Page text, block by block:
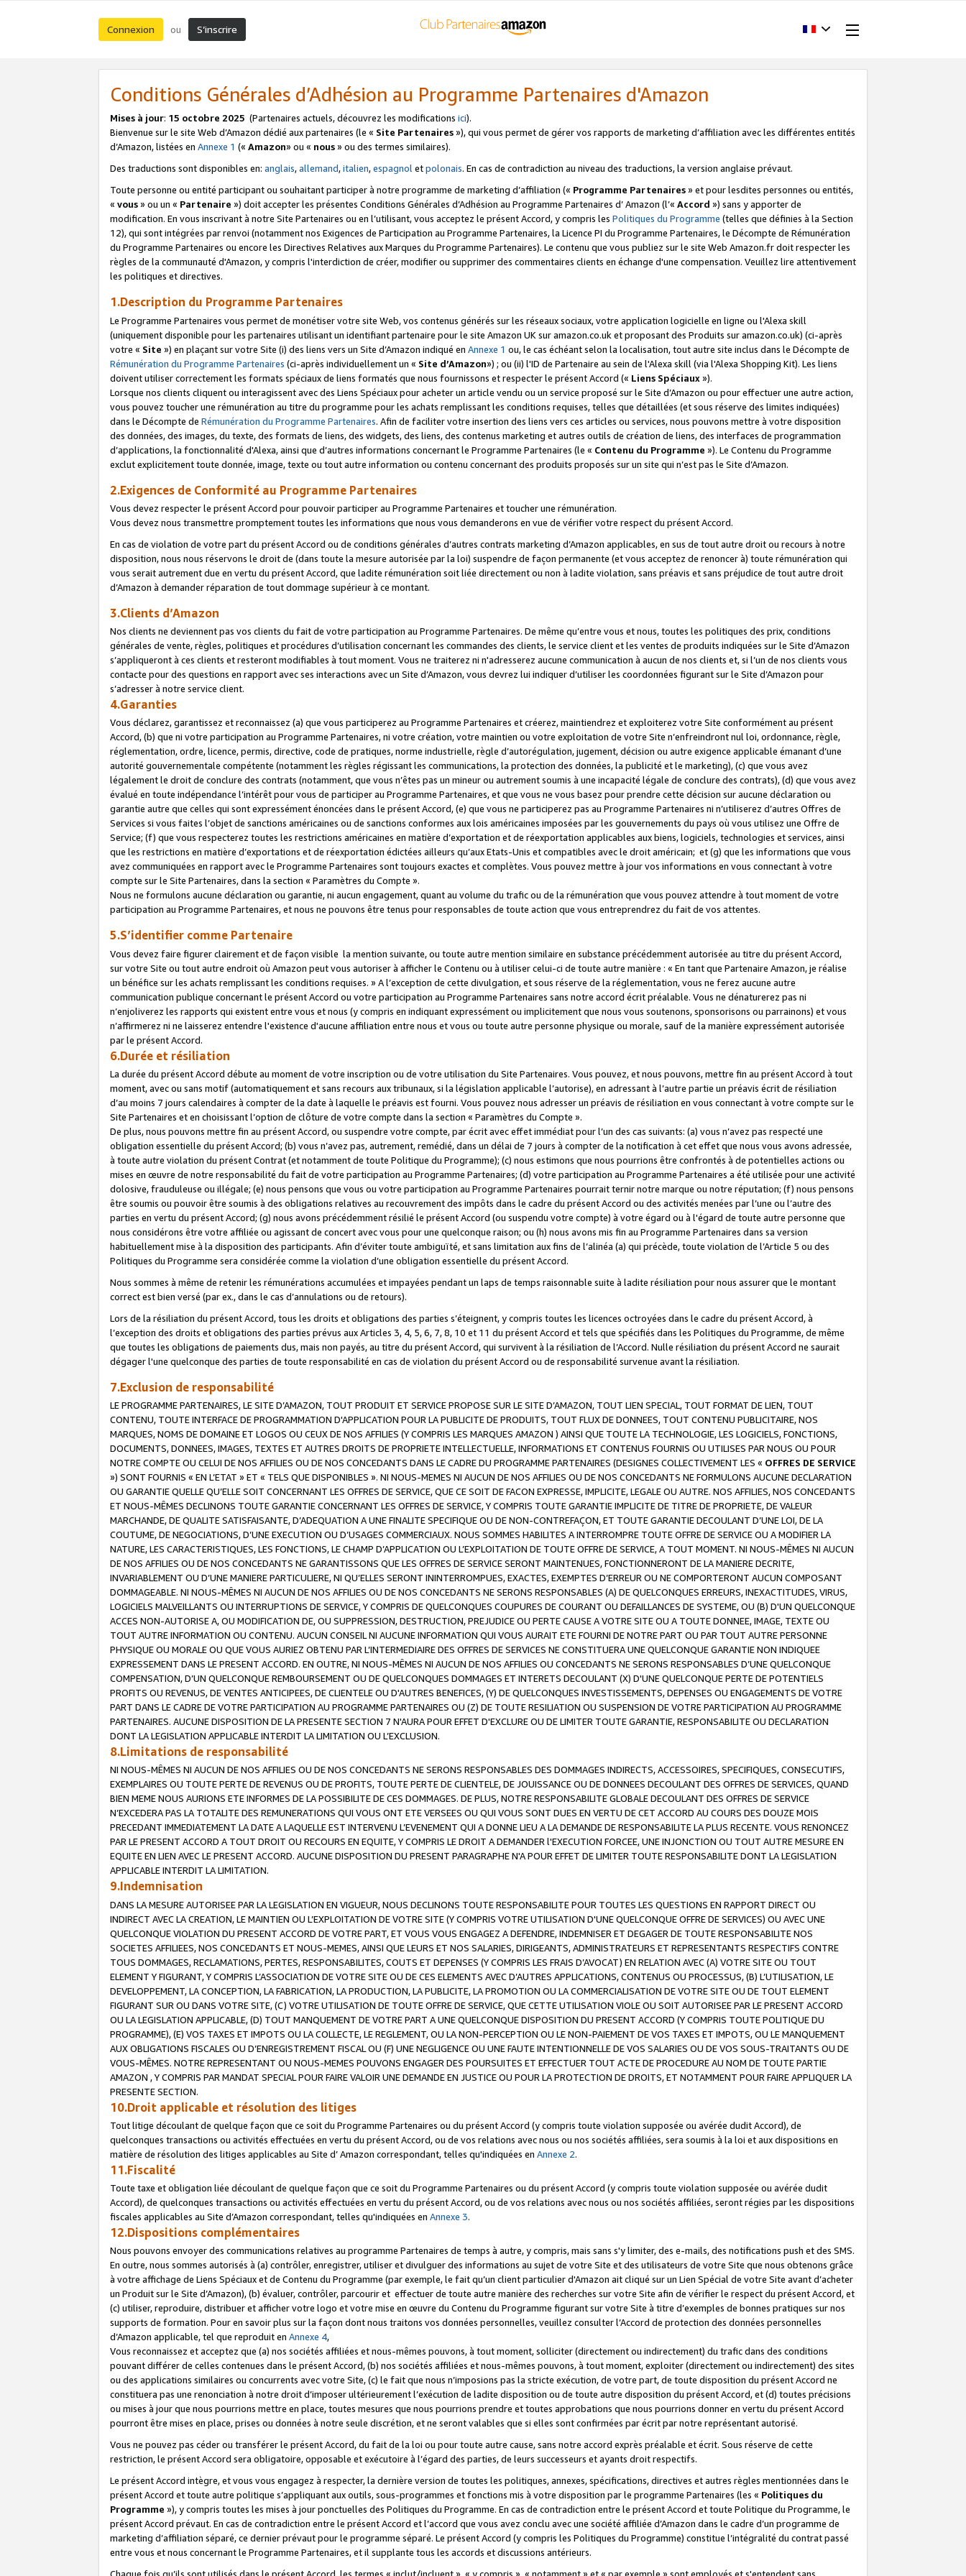
Connexion ou S’inscrire
Conditions Générales d’Adhésion au Programme Partenaires d'Amazon
Mises à jour: 15 octobre 2025 (Partenaires actuels, découvrez les modifications ici).
Bienvenue sur le site Web d’Amazon dédié aux partenaires (le « Site Partenaires»), qui vous permet de gérer vos rapports de marketing d’affiliation avec les différentes entités
d’Amazon, listées en Annexe 1 (« Amazon» ou « nous» ou des termes similaires).
Des traductions sont disponibles en: anglais,allemand,italien,espagnoletpolonais. En cas de contradiction au niveau des traductions, la version anglaise prévaut.
Toute personne ou entité participant ou souhaitant participer à notre programme de marketing d’affiliation (« Programme Partenaires» et pour lesdites personnes ou entités,
« vous» ou un « Partenaire ») doit accepter les présentes Conditions Générales d’Adhésion au Programme Partenaires d’ Amazon (l’« Accord ») sans y apporter de
modification. En vous inscrivant à notre Site Partenaires ou en l’utilisant, vous acceptez le présent Accord, y compris les Politiques du Programme (telles que définies à la Section
12), qui sont intégrées par renvoi (notamment nos Exigences de Participation au Programme Partenaires, la Licence PI du Programme Partenaires, le Décompte de Rémunération
du Programme Partenaires ou encore les Directives Relatives aux Marques du Programme Partenaires). Le contenu que vous publiez sur le site Web Amazon.fr doit respecter les
règles de la communauté d'Amazon, y compris l'interdiction de créer, modifier ou supprimer des commentaires clients en échange d'une compensation. Veuillez lire attentivement
les politiques et directives.
1.Description du Programme Partenaires
Le Programme Partenaires vous permet de monétiser votre site Web, vos contenus générés sur les réseaux sociaux, votre application logicielle en ligne ou l'Alexa skill
(uniquement disponible pour les partenaires utilisant un identifiant partenaire pour le site Amazon UK sur amazon.co.uk et proposant des Produits sur amazon.co.uk) (ci-après
votre « Site ») en plaçant sur votre Site (i) des liens vers un Site d’Amazon indiqué en Annexe 1 ou, le cas échéant selon la localisation, tout autre site inclus dans le Décompte de
Rémunération du Programme Partenaires (ci-après individuellement un « Site d’Amazon») ; ou (ii) l'ID de Partenaire au sein de l'Alexa skill (via l'Alexa Shopping Kit). Les liens
doivent utiliser correctement les formats spéciaux de liens formatés que nous fournissons et respecter le présent Accord (« Liens Spéciaux»).
Lorsque nos clients cliquent ou interagissent avec des Liens Spéciaux pour acheter un article vendu ou un service proposé sur le Site d’Amazon ou pour effectuer une autre action,
vous pouvez toucher une rémunération au titre du programme pour les achats remplissant les conditions requises, telles que détaillées (et sous réserve des limites indiquées)
dans le Décompte de Rémunération du Programme Partenaires. Afin de faciliter votre insertion des liens vers ces articles ou services, nous pouvons mettre à votre disposition
des données, des images, du texte, des formats de liens, des widgets, des liens, des contenus marketing et autres outils de création de liens, des interfaces de programmation
d’applications, la fonctionnalité d'Alexa, ainsi que d’autres informations concernant le Programme Partenaires (le « Contenu du Programme »). Le Contenu du Programme
exclut explicitement toute donnée, image, texte ou tout autre information ou contenu concernant des produits proposés sur un site qui n’est pas le Site d’Amazon.
2.Exigences de Conformité au Programme Partenaires
Vous devez respecter le présent Accord pour pouvoir participer au Programme Partenaires et toucher une rémunération.
Vous devez nous transmettre promptement toutes les informations que nous vous demanderons en vue de vérifier votre respect du présent Accord.
En cas de violation de votre part du présent Accord ou de conditions générales d’autres contrats marketing d’Amazon applicables, en sus de tout autre droit ou recours à notre
disposition, nous nous réservons le droit de (dans toute la mesure autorisée par la loi) suspendre de façon permanente (et vous acceptez de renoncer à) toute rémunération qui
vous serait autrement due en vertu du présent Accord, que ladite rémunération soit liée directement ou non à ladite violation, sans préavis et sans préjudice de tout autre droit
d’Amazon à demander réparation de tout dommage supérieur à ce montant.
3.Clients d’Amazon
Nos clients ne deviennent pas vos clients du fait de votre participation au Programme Partenaires. De même qu’entre vous et nous, toutes les politiques des prix, conditions
générales de vente, règles, politiques et procédures d’utilisation concernant les commandes des clients, le service client et les ventes de produits indiquées sur le Site d’Amazon
s’appliqueront à ces clients et resteront modifiables à tout moment. Vous ne traiterez ni n'adresserez aucune communication à aucun de nos clients et, si l’un de nos clients vous
contacte pour des questions en rapport avec ses interactions avec un Site d’Amazon, vous devrez lui indiquer d’utiliser les coordonnées figurant sur le Site d’Amazon pour
s’adresser à notre service client.
4.Garanties
Vous déclarez, garantissez et reconnaissez (a) que vous participerez au Programme Partenaires et créerez, maintiendrez et exploiterez votre Site conformément au présent
Accord, (b) que ni votre participation au Programme Partenaires, ni votre création, votre maintien ou votre exploitation de votre Site n’enfreindront nul loi, ordonnance, règle,
réglementation, ordre, licence, permis, directive, code de pratiques, norme industrielle, règle d’autorégulation, jugement, décision ou autre exigence applicable émanant d’une
autorité gouvernementale compétente (notamment les règles régissant les communications, la protection des données, la publicité et le marketing), (c) que vous avez
légalement le droit de conclure des contrats (notamment, que vous n’êtes pas un mineur ou autrement soumis à une incapacité légale de conclure des contrats), (d) que vous avez
évalué en toute indépendance l’intérêt pour vous de participer au Programme Partenaires, et que vous ne vous basez pour prendre cette décision sur aucune déclaration ou
garantie autre que celles qui sont expressément énoncées dans le présent Accord, (e) que vous ne participerez pas au Programme Partenaires ni n’utiliserez d’autres Offres de
Services si vous faites l’objet de sanctions américaines ou de sanctions conformes aux lois américaines imposées par les gouvernements du pays où vous utilisez une Offre de
Service; (f) que vous respecterez toutes les restrictions américaines en matière d’exportation et de réexportation applicables aux biens, logiciels, technologies et services, ainsi
que les restrictions en matière d’exportations et de réexportation édictées ailleurs qu’aux Etats-Unis et compatibles avec le droit américain; et (g) que les informations que vous
avez communiquées en rapport avec le Programme Partenaires sont toujours exactes et complètes. Vous pouvez mettre à jour vos informations en vous connectant à votre
compte sur le Site Partenaires, dans la section « Paramètres du Compte ».
Nous ne formulons aucune déclaration ou garantie, ni aucun engagement, quant au volume du trafic ou de la rémunération que vous pouvez attendre à tout moment de votre
participation au Programme Partenaires, et nous ne pouvons être tenus pour responsables de toute action que vous entreprendrez du fait de vos attentes.
5.S’identifier comme Partenaire
Vous devez faire figurer clairement et de façon visible la mention suivante, ou toute autre mention similaire en substance précédemment autorisée au titre du présent Accord,
sur votre Site ou tout autre endroit où Amazon peut vous autoriser à afficher le Contenu ou à utiliser celui-ci de toute autre manière : « En tant que Partenaire Amazon, je réalise
un bénéfice sur les achats remplissant les conditions requises. » A l’exception de cette divulgation, et sous réserve de la réglementation, vous ne ferez aucune autre
communication publique concernant le présent Accord ou votre participation au Programme Partenaires sans notre accord écrit préalable. Vous ne dénaturerez pas ni
n’enjoliverez les rapports qui existent entre vous et nous (y compris en indiquant expressément ou implicitement que nous vous soutenons, sponsorisons ou parrainons) et vous
n’affirmerez ni ne laisserez entendre l'existence d'aucune affiliation entre nous et vous ou toute autre personne physique ou morale, sauf de la manière expressément autorisée
par le présent Accord.
6.Durée et résiliation
La durée du présent Accord débute au moment de votre inscription ou de votre utilisation du Site Partenaires. Vous pouvez, et nous pouvons, mettre fin au présent Accord à tout
moment, avec ou sans motif (automatiquement et sans recours aux tribunaux, si la législation applicable l’autorise), en adressant à l’autre partie un préavis écrit de résiliation
d’au moins 7 jours calendaires à compter de la date à laquelle le préavis est fourni. Vous pouvez nous adresser un préavis de résiliation en vous connectant à votre compte sur le
Site Partenaires et en choisissant l’option de clôture de votre compte dans la section « Paramètres du Compte ».
De plus, nous pouvons mettre fin au présent Accord, ou suspendre votre compte, par écrit avec effet immédiat pour l’un des cas suivants: (a) vous n’avez pas respecté une
obligation essentielle du présent Accord; (b) vous n’avez pas, autrement, remédié, dans un délai de 7 jours à compter de la notification à cet effet que nous vous avons adressée,
à toute autre violation du présent Contrat (et notamment de toute Politique du Programme); (c) nous estimons que nous pourrions être confrontés à de potentielles actions ou
mises en œuvre de notre responsabilité du fait de votre participation au Programme Partenaires; (d) votre participation au Programme Partenaires a été utilisée pour une activité
dolosive, frauduleuse ou illégale; (e) nous pensons que vous ou votre participation au Programme Partenaires pourrait ternir notre marque ou notre réputation; (f) nous pensons
être soumis ou pouvoir être soumis à des obligations relatives au recouvrement des impôts dans le cadre du présent Accord ou des activités menées par l’une ou l’autre des
parties en vertu du présent Accord; (g) nous avons précédemment résilié le présent Accord (ou suspendu votre compte) à votre égard ou à l'égard de toute autre personne que
nous considérons être votre affiliée ou agissant de concert avec vous pour une quelconque raison; ou (h) nous avons mis fin au Programme Partenaires dans sa version
habituellement mise à la disposition des participants. Afin d’éviter toute ambiguïté, et sans limitation aux fins de l’alinéa (a) qui précède, toute violation de l’Article 5 ou des
Politiques du Programme sera considérée comme la violation d’une obligation essentielle du présent Accord.
Nous sommes à même de retenir les rémunérations accumulées et impayées pendant un laps de temps raisonnable suite à ladite résiliation pour nous assurer que le montant
correct est bien versé (par ex., dans le cas d’annulations ou de retours).
Lors de la résiliation du présent Accord, tous les droits et obligations des parties s’éteignent, y compris toutes les licences octroyées dans le cadre du présent Accord, à
l’exception des droits et obligations des parties prévus aux Articles 3, 4, 5, 6, 7, 8, 10 et 11 du présent Accord et tels que spécifiés dans les Politiques du Programme, de même
que toutes les obligations de paiements dus, mais non payés, au titre du présent Accord, qui survivent à la résiliation de l’Accord. Nulle résiliation du présent Accord ne saurait
dégager l'une quelconque des parties de toute responsabilité en cas de violation du présent Accord ou de responsabilité survenue avant la résiliation.
7.Exclusion de responsabilité
LE PROGRAMME PARTENAIRES, LE SITE D’AMAZON, TOUT PRODUIT ET SERVICE PROPOSE SUR LE SITE D’AMAZON, TOUT LIEN SPECIAL, TOUT FORMAT DE LIEN, TOUT
CONTENU, TOUTE INTERFACE DE PROGRAMMATION D'APPLICATION POUR LA PUBLICITE DE PRODUITS, TOUT FLUX DE DONNEES, TOUT CONTENU PUBLICITAIRE, NOS
MARQUES, NOMS DE DOMAINE ET LOGOS OU CEUX DE NOS AFFILIES (Y COMPRIS LES MARQUES AMAZON ) AINSI QUE TOUTE LA TECHNOLOGIE, LES LOGICIELS, FONCTIONS,
DOCUMENTS, DONNEES, IMAGES, TEXTES ET AUTRES DROITS DE PROPRIETE INTELLECTUELLE, INFORMATIONS ET CONTENUS FOURNIS OU UTILISES PAR NOUS OU POUR
NOTRE COMPTE OU CELUI DE NOS AFFILIES OU DE NOS CONCEDANTS DANS LE CADRE DU PROGRAMME PARTENAIRES (DESIGNES COLLECTIVEMENT LES « OFFRES DE SERVICE
») SONT FOURNIS « EN L’ETAT » ET « TELS QUE DISPONIBLES ». NI NOUS-MEMES NI AUCUN DE NOS AFFILIES OU DE NOS CONCEDANTS NE FORMULONS AUCUNE DECLARATION
OU GARANTIE QUELLE QU’ELLE SOIT CONCERNANT LES OFFRES DE SERVICE, QUE CE SOIT DE FACON EXPRESSE, IMPLICITE, LEGALE OU AUTRE. NOS AFFILIES, NOS CONCEDANTS
ET NOUS-MÊMES DECLINONS TOUTE GARANTIE CONCERNANT LES OFFRES DE SERVICE, Y COMPRIS TOUTE GARANTIE IMPLICITE DE TITRE DE PROPRIETE, DE VALEUR
MARCHANDE, DE QUALITE SATISFAISANTE, D’ADEQUATION A UNE FINALITE SPECIFIQUE OU DE NON-CONTREFAÇON, ET TOUTE GARANTIE DECOULANT D’UNE LOI, DE LA
COUTUME, DE NEGOCIATIONS, D’UNE EXECUTION OU D’USAGES COMMERCIAUX. NOUS SOMMES HABILITES A INTERROMPRE TOUTE OFFRE DE SERVICE OU A MODIFIER LA
NATURE, LES CARACTERISTIQUES, LES FONCTIONS, LE CHAMP D’APPLICATION OU L’EXPLOITATION DE TOUTE OFFRE DE SERVICE, A TOUT MOMENT. NI NOUS-MÊMES NI AUCUN
DE NOS AFFILIES OU DE NOS CONCEDANTS NE GARANTISSONS QUE LES OFFRES DE SERVICE SERONT MAINTENUES, FONCTIONNERONT DE LA MANIERE DECRITE,
INVARIABLEMENT OU D’UNE MANIERE PARTICULIERE, NI QU’ELLES SERONT ININTERROMPUES, EXACTES, EXEMPTES D’ERREUR OU NE COMPORTERONT AUCUN COMPOSANT
DOMMAGEABLE. NI NOUS-MÊMES NI AUCUN DE NOS AFFILIES OU DE NOS CONCEDANTS NE SERONS RESPONSABLES (A) DE QUELCONQUES ERREURS, INEXACTITUDES, VIRUS,
LOGICIELS MALVEILLANTS OU INTERRUPTIONS DE SERVICE, Y COMPRIS DE QUELCONQUES COUPURES DE COURANT OU DEFAILLANCES DE SYSTEME, OU (B) D'UN QUELCONQUE
ACCES NON-AUTORISE A, OU MODIFICATION DE, OU SUPPRESSION, DESTRUCTION, PREJUDICE OU PERTE CAUSE A VOTRE SITE OU A TOUTE DONNEE, IMAGE, TEXTE OU
TOUT AUTRE INFORMATION OU CONTENU. AUCUN CONSEIL NI AUCUNE INFORMATION QUI VOUS AURAIT ETE FOURNI DE NOTRE PART OU PAR TOUT AUTRE PERSONNE
PHYSIQUE OU MORALE OU QUE VOUS AURIEZ OBTENU PAR L’INTERMEDIAIRE DES OFFRES DE SERVICES NE CONSTITUERA UNE QUELCONQUE GARANTIE NON INDIQUEE
EXPRESSEMENT DANS LE PRESENT ACCORD. EN OUTRE, NI NOUS-MÊMES NI AUCUN DE NOS AFFILIES OU CONCEDANTS NE SERONS RESPONSABLES D’UNE QUELCONQUE
COMPENSATION, D’UN QUELCONQUE REMBOURSEMENT OU DE QUELCONQUES DOMMAGES ET INTERETS DECOULANT (X) D'UNE QUELCONQUE PERTE DE POTENTIELS
PROFITS OU REVENUS, DE VENTES ANTICIPEES, DE CLIENTELE OU D'AUTRES BENEFICES, (Y) DE QUELCONQUES INVESTISSEMENTS, DEPENSES OU ENGAGEMENTS DE VOTRE
PART DANS LE CADRE DE VOTRE PARTICIPATION AU PROGRAMME PARTENAIRES OU (Z) DE TOUTE RESILIATION OU SUSPENSION DE VOTRE PARTICIPATION AU PROGRAMME
PARTENAIRES. AUCUNE DISPOSITION DE LA PRESENTE SECTION 7 N'AURA POUR EFFET D'EXCLURE OU DE LIMITER TOUTE GARANTIE, RESPONSABILITE OU DECLARATION
DONT LA LEGISLATION APPLICABLE INTERDIT LA LIMITATION OU L’EXCLUSION.
8.Limitations de responsabilité
NI NOUS-MÊMES NI AUCUN DE NOS AFFILIES OU DE NOS CONCEDANTS NE SERONS RESPONSABLES DES DOMMAGES INDIRECTS, ACCESSOIRES, SPECIFIQUES, CONSECUTIFS,
EXEMPLAIRES OU TOUTE PERTE DE REVENUS OU DE PROFITS, TOUTE PERTE DE CLIENTELE, DE JOUISSANCE OU DE DONNEES DECOULANT DES OFFRES DE SERVICES, QUAND
BIEN MEME NOUS AURIONS ETE INFORMES DE LA POSSIBILITE DE CES DOMMAGES. DE PLUS, NOTRE RESPONSABILITE GLOBALE DECOULANT DES OFFRES DE SERVICE
N’EXCEDERA PAS LA TOTALITE DES REMUNERATIONS QUI VOUS ONT ETE VERSEES OU QUI VOUS SONT DUES EN VERTU DE CET ACCORD AU COURS DES DOUZE MOIS
PRECEDANT IMMEDIATEMENT LA DATE A LAQUELLE EST INTERVENU L’EVENEMENT QUI A DONNE LIEU A LA DEMANDE DE RESPONSABILITE LA PLUS RECENTE. VOUS RENONCEZ
PAR LE PRESENT ACCORD A TOUT DROIT OU RECOURS EN EQUITE, Y COMPRIS LE DROIT A DEMANDER l'EXECUTION FORCEE, UNE INJONCTION OU TOUT AUTRE MESURE EN
EQUITE EN LIEN AVEC LE PRESENT ACCORD. AUCUNE DISPOSITION DU PRESENT PARAGRAPHE N'A POUR EFFET DE LIMITER TOUTE RESPONSABILITE DONT LA LEGISLATION
APPLICABLE INTERDIT LA LIMITATION.
9.Indemnisation
DANS LA MESURE AUTORISEE PAR LA LEGISLATION EN VIGUEUR, NOUS DECLINONS TOUTE RESPONSABILITE POUR TOUTES LES QUESTIONS EN RAPPORT DIRECT OU
INDIRECT AVEC LA CREATION, LE MAINTIEN OU L’EXPLOITATION DE VOTRE SITE (Y COMPRIS VOTRE UTILISATION D'UNE QUELCONQUE OFFRE DE SERVICES) OU AVEC UNE
QUELCONQUE VIOLATION DU PRESENT ACCORD DE VOTRE PART, ET VOUS VOUS ENGAGEZ A DEFENDRE, INDEMNISER ET DEGAGER DE TOUTE RESPONSABILITE NOS
SOCIETES AFFILIEES, NOS CONCEDANTS ET NOUS-MEMES, AINSI QUE LEURS ET NOS SALARIES, DIRIGEANTS, ADMINISTRATEURS ET REPRESENTANTS RESPECTIFS CONTRE
TOUS DOMMAGES, RECLAMATIONS, PERTES, RESPONSABILITES, COUTS ET DEPENSES (Y COMPRIS LES FRAIS D’AVOCAT) EN RELATION AVEC (A) VOTRE SITE OU TOUT
ELEMENT Y FIGURANT, Y COMPRIS L’ASSOCIATION DE VOTRE SITE OU DE CES ELEMENTS AVEC D’AUTRES APPLICATIONS, CONTENUS OU PROCESSUS, (B) L’UTILISATION, LE
DEVELOPPEMENT, LA CONCEPTION, LA FABRICATION, LA PRODUCTION, LA PUBLICITE, LA PROMOTION OU LA COMMERCIALISATION DE VOTRE SITE OU DE TOUT ELEMENT
FIGURANT SUR OU DANS VOTRE SITE, (C) VOTRE UTILISATION DE TOUTE OFFRE DE SERVICE, QUE CETTE UTILISATION VIOLE OU SOIT AUTORISEE PAR LE PRESENT ACCORD
OU LA LEGISLATION APPLICABLE, (D) TOUT MANQUEMENT DE VOTRE PART A UNE QUELCONQUE DISPOSITION DU PRESENT ACCORD (Y COMPRIS TOUTE POLITIQUE DU
PROGRAMME), (E) VOS TAXES ET IMPOTS OU LA COLLECTE, LE REGLEMENT, OU LA NON-PERCEPTION OU LE NON-PAIEMENT DE VOS TAXES ET IMPOTS, OU LE MANQUEMENT
AUX OBLIGATIONS FISCALES OU D’ENREGISTREMENT FISCAL OU (F) UNE NEGLIGENCE OU UNE FAUTE INTENTIONNELLE DE VOS SALARIES OU DE VOS SOUS-TRAITANTS OU DE
VOUS-MÊMES. NOTRE REPRESENTANT OU NOUS-MEMES POUVONS ENGAGER DES POURSUITES ET EFFECTUER TOUT ACTE DE PROCEDURE AU NOM DE TOUTE PARTIE
AMAZON , Y COMPRIS PAR MANDAT SPECIAL POUR FAIRE VALOIR UNE DEMANDE EN JUSTICE OU POUR LA PROTECTION DE DROITS, ET NOTAMMENT POUR FAIRE APPLIQUER LA
PRESENTE SECTION.
10.Droit applicable et résolution des litiges
Tout litige découlant de quelque façon que ce soit du Programme Partenaires ou du présent Accord (y compris toute violation supposée ou avérée dudit Accord), de
quelconques transactions ou activités effectuées en vertu du présent Accord, ou de vos relations avec nous ou nos sociétés affiliées, sera soumis à la loi et aux dispositions en
matière de résolution des litiges applicables au Site d’ Amazon correspondant, telles qu'indiquées en Annexe 2.
11.Fiscalité
Toute taxe et obligation liée découlant de quelque façon que ce soit du Programme Partenaires ou du présent Accord (y compris toute violation supposée ou avérée dudit
Accord), de quelconques transactions ou activités effectuées en vertu du présent Accord, ou de vos relations avec nous ou nos sociétés affiliées, seront régies par les dispositions
fiscales applicables au Site d’Amazon correspondant, telles qu'indiquées en Annexe 3.
12.Dispositions complémentaires
Nous pouvons envoyer des communications relatives au programme Partenaires de temps à autre, y compris, mais sans s'y limiter, des e-mails, des notifications push et des SMS.
En outre, nous sommes autorisés à (a) contrôler, enregistrer, utiliser et divulguer des informations au sujet de votre Site et des utilisateurs de votre Site que nous obtenons grâce
à votre affichage de Liens Spéciaux et de Contenu du Programme (par exemple, le fait qu’un client particulier d'Amazon ait cliqué sur un Lien Spécial de votre Site avant d’acheter
un Produit sur le Site d’Amazon), (b) évaluer, contrôler, parcourir et effectuer de toute autre manière des recherches sur votre Site afin de vérifier le respect du présent Accord, et
(c) utiliser, reproduire, distribuer et afficher votre logo et votre mise en œuvre du Contenu du Programme figurant sur votre Site à titre d’exemples de bonnes pratiques sur nos
supports de formation. Pour en savoir plus sur la façon dont nous traitons vos données personnelles, veuillez consulter l’Accord de protection des données personnelles
d’Amazon applicable, tel que reproduit en Annexe 4,
Vous reconnaissez et acceptez que (a) nos sociétés affiliées et nous-mêmes pouvons, à tout moment, solliciter (directement ou indirectement) du trafic dans des conditions
pouvant différer de celles contenues dans le présent Accord, (b) nos sociétés affiliées et nous-mêmes pouvons, à tout moment, exploiter (directement ou indirectement) des sites
ou des applications similaires ou concurrents avec votre Site, (c) le fait que nous n’imposions pas la stricte exécution, de votre part, de toute disposition du présent Accord ne
constituera pas une renonciation à notre droit d’imposer ultérieurement l’exécution de ladite disposition ou de toute autre disposition du présent Accord, et (d) toutes précisions
ou mises à jour que nous pourrions mettre en place, toutes mesures que nous pourrions prendre et toutes approbations que nous pourrions donner en vertu du présent Accord
pourront être mises en place, prises ou données à notre seule discrétion, et ne seront valables que si elles sont confirmées par écrit par notre représentant autorisé.
Vous ne pouvez pas céder ou transférer le présent Accord, du fait de la loi ou pour toute autre cause, sans notre accord exprès préalable et écrit. Sous réserve de cette
restriction, le présent Accord sera obligatoire, opposable et exécutoire à l’égard des parties, de leurs successeurs et ayants droit respectifs.
Le présent Accord intègre, et vous vous engagez à respecter, la dernière version de toutes les politiques, annexes, spécifications, directives et autres règles mentionnées dans le
présent Accord et toute autre politique s’appliquant aux outils, sous-programmes et fonctions mis à votre disposition par le programme Partenaires (les « Politiques du
Programme »), y compris toutes les mises à jour ponctuelles des Politiques du Programme. En cas de contradiction entre le présent Accord et toute Politique du Programme, le
présent Accord prévaut. En cas de contradiction entre le présent Accord et l’accord que vous avez conclu avec une société affiliée d’Amazon dans le cadre d’un programme de
marketing d’affiliation séparé, ce dernier prévaut pour le programme séparé. Le présent Accord (y compris les Politiques du Programme) constitue l’intégralité du contrat passé
entre vous et nous concernant le Programme Partenaires, et il supplante tous les accords et discussions antérieurs.